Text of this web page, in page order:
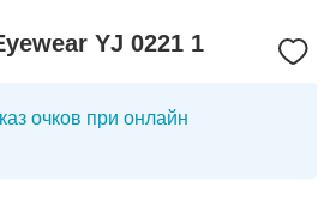
YJ 0221 1
очков при онлайн